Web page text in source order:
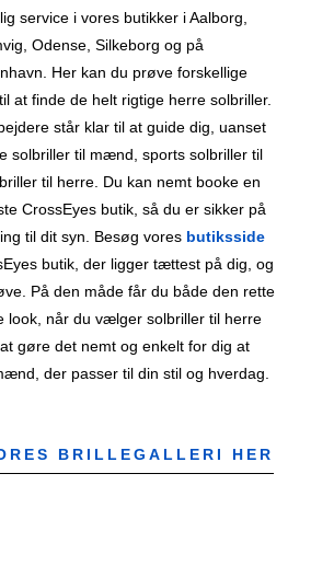
service i vores butikker i Aalborg,
Odense, Silkeborg og på
Her kan du prøve forskellige
at finde de helt rigtige herre solbriller.
står klar til at guide dig, uanset
solbriller til mænd, sports solbriller til
til herre. Du kan nemt booke en
CrossEyes butik, så du er sikker på
til dit syn. Besøg vores butiksside
butik, der ligger tættest på dig, og
På den måde får du både den rette
look, når du vælger solbriller til herre
gøre det nemt og enkelt for dig at
der passer til din stil og hverdag.
BRILLEGALLERI HER